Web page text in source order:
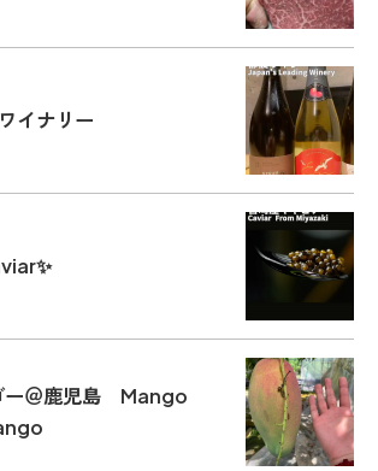
イナリー
ー＠鹿児島 Mango